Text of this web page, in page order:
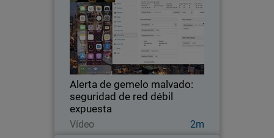
Alerta de gemelo malvado:
seguridad de red débil
expuesta
Vídeo 2m
Vea cómo nuestros expertos evalúan la
seguridad del Wi-Fi de un aeropuerto en
el Reino Unido para determinar si la red
presenta algún riesgo.